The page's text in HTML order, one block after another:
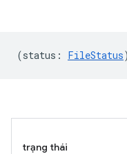
(status : FileStatus
trạng thái